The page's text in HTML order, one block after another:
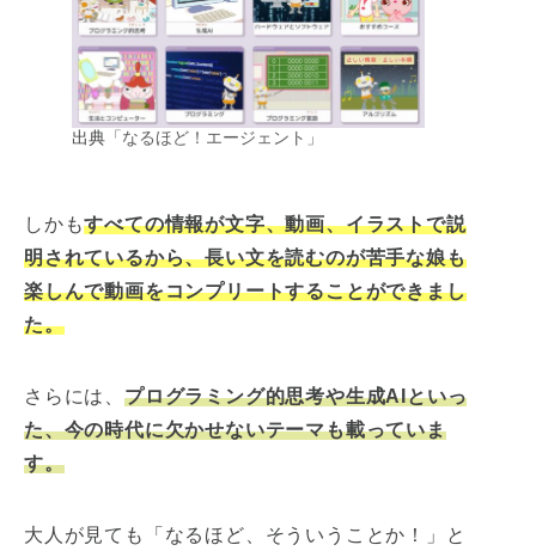
出典 「なるほど！エージェント」
しかもすべての情報が文字、動画、イラストで説
明されているから、長い文を読むのが苦手な娘も
楽しんで動画をコンプリートすることができまし
た。
さらには、 プログラミング的思考や生成AIといっ
た、今の時代に欠かせないテーマも載っていま
す。
大人が見ても「なるほど、そういうことか！」と